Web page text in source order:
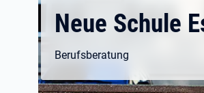
Neue Schule
Berufsberatung